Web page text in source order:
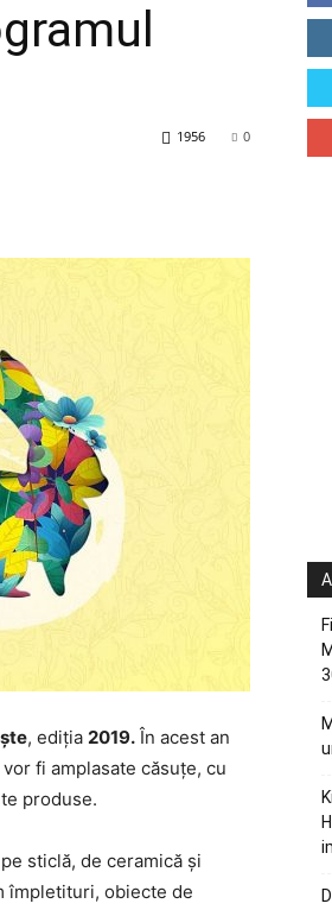
0
1956
, ediţia 2019. În acest an
fi amplasate căsuţe, cu
produse.
sticlă, de ceramică şi
împletituri, obiecte de